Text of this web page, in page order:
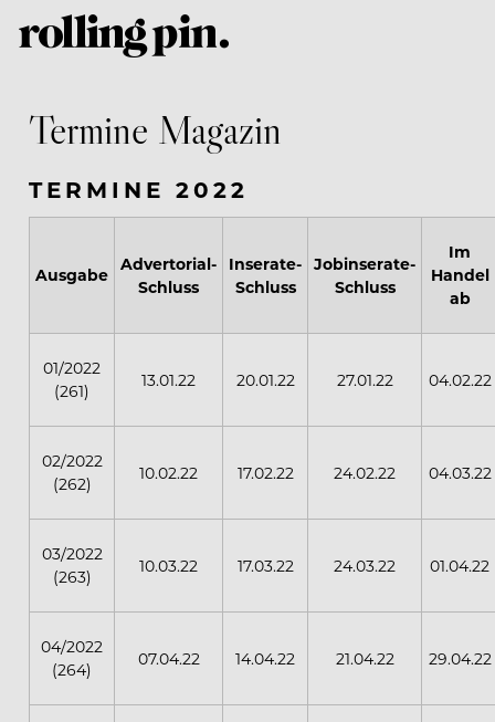
Termine Magazin
TERMINE 2022
Ausgabe
Advertorial-
Schluss
Inserate-
Schluss
Jobinserate-
Schluss
Im
Handel
ab
01/2022
(261)
13.01.22 20.01.22 27.01.22 04.02.22
02/2022
(262)
10.02.22 17.02.22 24.02.22 04.03.22
03/2022
(263)
10.03.22 17.03.22 24.03.22 01.04.22
04/2022
(264)
07.04.22 14.04.22 21.04.22 29.04.22